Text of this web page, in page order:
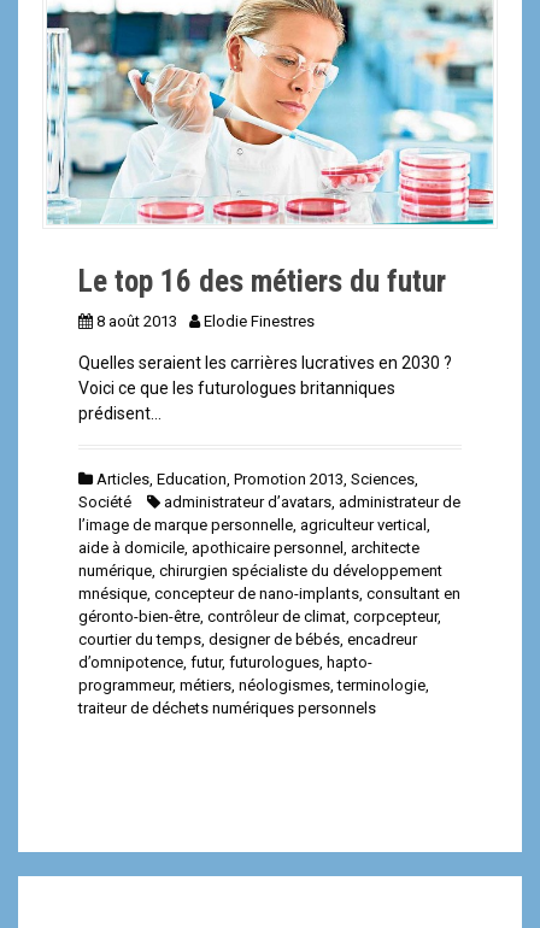
Le top 16 des métiers du futur
8 août 2013 Elodie Finestres
Quelles seraient les carrières lucratives en 2030 ?
Voici ce que les futurologues britanniques
prédisent…
Articles, Education, Promotion 2013, Sciences,
Société
administrateur d’avatars, administrateur de
l’image de marque personnelle, agriculteur vertical ,
aide à domicile, apothicaire personnel , architecte
numérique, chirurgien spécialiste du développement
mnésique, concepteur de nano-implants, consultant en
géronto-bien-être, contrôleur de climat, corpcepteur,
courtier du temps, designer de bébés, encadreur
d’omnipotence, futur, futurologues, hapto-
programmeur, métiers, néologismes,terminologie,
traiteur de déchets numériques personnels